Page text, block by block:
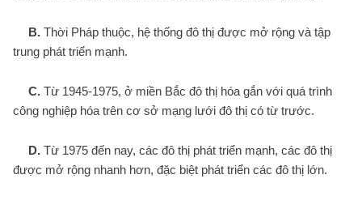
B. Thời Pháp thuộc, hệ thống đô thị được mở rộng và tập
trung phát triển mạnh.
C. Từ 1945-1975, ở miền Bắc đô thị hóa gắn với quá trình
công nghiệp hóa trên cơ sở mạng lưới đô thị có từ trước.
D. Từ 1975 đến nay, các đô thị phát triển mạnh, các đô thị
được mở rộng nhanh hơn, đặc biệt phát triển các đô thị lớn.